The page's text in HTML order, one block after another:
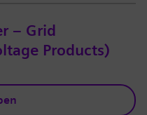
– Grid
Products)